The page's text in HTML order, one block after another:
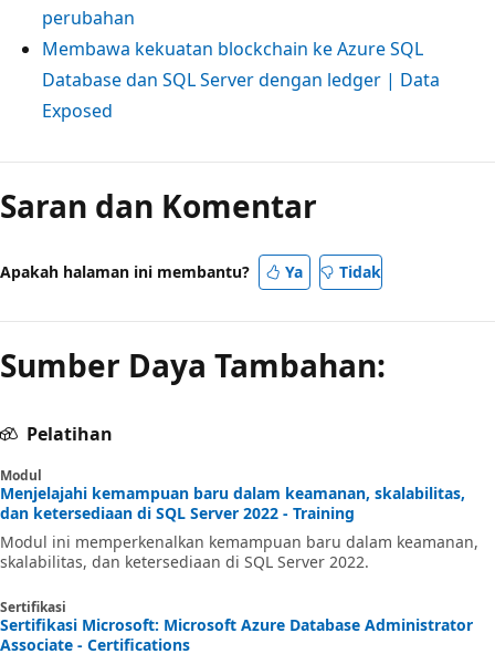
perubahan
Membawa kekuatan blockchain ke Azure SQL
Database dan SQL Server dengan ledger | Data
Exposed
Saran dan Komentar
Apakah halaman ini membantu? Ya Tidak
Sumber Daya Tambahan:
Pelatihan
Modul
Menjelajahi kemampuan baru dalam keamanan, skalabilitas,
dan ketersediaan di SQL Server 2022 - Training
Modul ini memperkenalkan kemampuan baru dalam keamanan,
skalabilitas, dan ketersediaan di SQL Server 2022.
Sertifikasi
Sertifikasi Microsoft: Microsoft Azure Database Administrator
Associate - Certifications